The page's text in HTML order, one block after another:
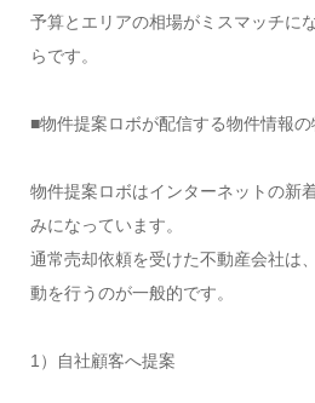
予算とエリアの相場がミスマッチに
らです。
■物件提案ロボが配信する物件情報の
物件提案ロボはインターネットの新
みになっています。
通常売却依頼を受けた不動産会社は
動を行うのが一般的です。
1）自社顧客へ提案